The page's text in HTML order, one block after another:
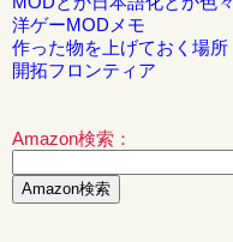
洋ゲーMODメモ
作った物を上げておく場所
開拓フロンティア
Amazon検索：